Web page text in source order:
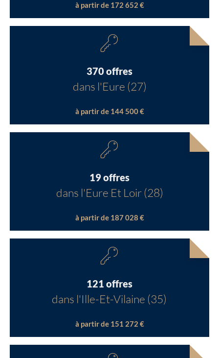
à partir de 172 652 €
370 offres
dans l'Eure (27)
à partir de 144 500 €
19 offres
dans l'Eure Et Loir (28)
à partir de 187 028 €
121 offres
dans l'Ille-Et-Vilaine (35)
à partir de 151 272 €